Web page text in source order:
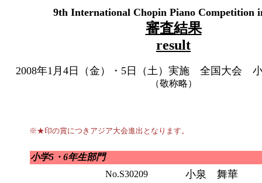
9th International Chopin Piano Competition
審査結果
result
2008年1月4日（金）・5日（土）実施 全国大会
（敬称略）
※★印の賞につきアジア大会進出となります。
小学5・6年生部門
No.S30209 小泉 舞華